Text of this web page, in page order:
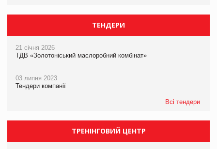
ТЕНДЕРИ
21 січня 2026
ТДВ «Золотоніський маслоробний комбінат»
03 липня 2023
Тендери компанії
Всі тендери
ТРЕНІНГОВИЙ ЦЕНТР